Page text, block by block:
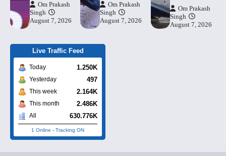
Om Prakash
Singh
August 7, 2026
Om Prakash
Singh
August 7, 2026
Om Prakash
Singh
August 7, 2026
Live Traffic Feed
Today 1.250K
Yesterday 497
This week 2.164K
This month 2.486K
All 630.776K
1 Online - Tracking ON